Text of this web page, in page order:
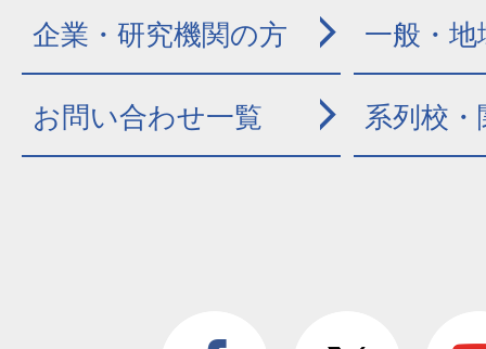
企業・研究機関の方 一般・地
お問い合わせ一覧 系列校